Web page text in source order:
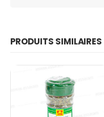
PRODUITS SIMILAIRES